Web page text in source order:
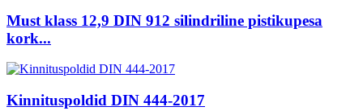
Must klass 12,9 DIN 912 silindriline pistikupesa
kork...
Kinnituspoldid DIN 444-2017